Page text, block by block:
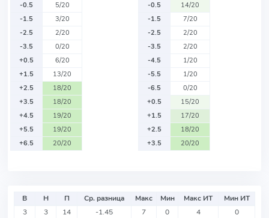
-0.5
5/20
-1.5
3/20
-2.5
2/20
-3.5
0/20
+0.5
6/20
+1.5
13/20
+2.5
18/20
+3.5
18/20
+4.5
19/20
+5.5
19/20
+6.5
20/20
-0.5
14/20
-1.5
7/20
-2.5
2/20
-3.5
2/20
-4.5
1/20
-5.5
1/20
-6.5
0/20
+0.5
15/20
+1.5
17/20
+2.5
18/20
+3.5
20/20
В Н П Ср. разница Макс Мин Макс ИТ
Мин ИТ
3
3 14 -1.45 7 0 4 0